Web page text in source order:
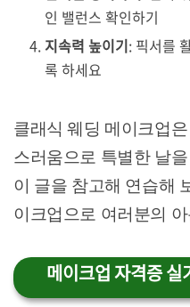
인 밸런스 확인하기
지속력 높이기: 픽서를
록 하세요
클래식 웨딩 메이크업
스러움으로 특별한 날
이 글을 참고해 연습해
이크업으로 여러분의
메이크업 자격증 실